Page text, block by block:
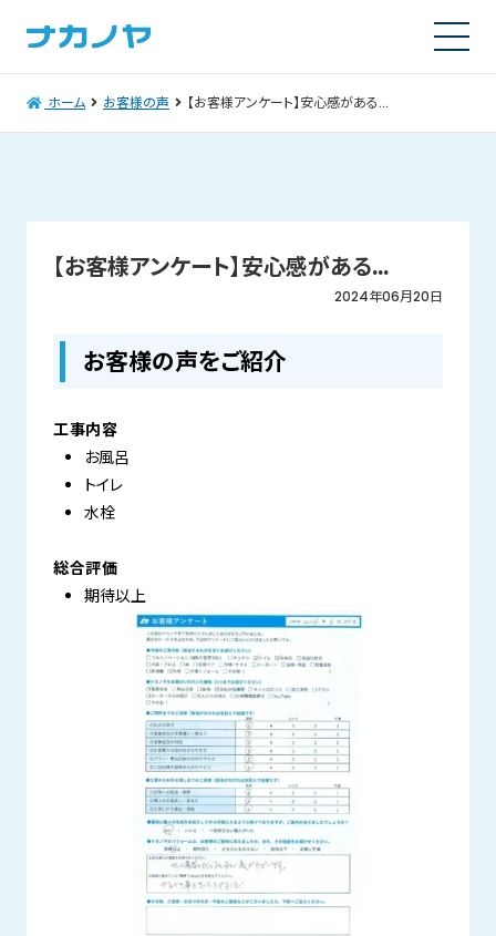
ホーム お客様の声 【お客様アンケート】安心感がある…
【お客様アンケート】安心感がある…
2024年06月20日
お客様の声をご紹介
工事内容
お風呂
トイレ
水栓
総合評価
期待以上